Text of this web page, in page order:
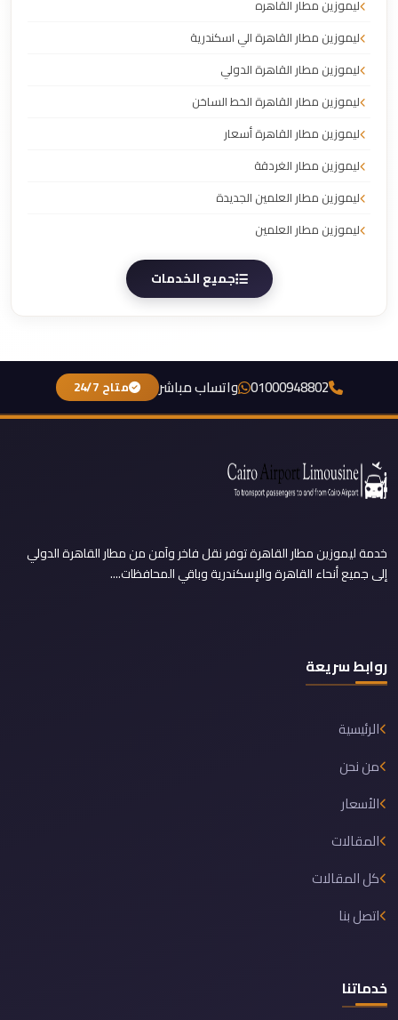
ليموزين مطار القاهره
ليموزين مطار القاهرة الي اسكندرية
ليموزين مطار القاهرة الدولي
ليموزين مطار القاهرة الخط الساخن
ليموزين مطار القاهرة أسعار
ليموزين مطار الغردقة
ليموزين مطار العلمين الجديدة
ليموزين مطار العلمين
جميع الخدمات
01000948802 واتساب مباشر متاح 24/7
خدمة ليموزين مطار القاهرة توفر نقل فاخر وآمن من مطار القاهرة الدولي
إلى جميع أنحاء القاهرة والإسكندرية وباقي المحافظات....
روابط سريعة
الرئيسية
من نحن
الأسعار
المقالات
كل المقالات
اتصل بنا
خدماتنا